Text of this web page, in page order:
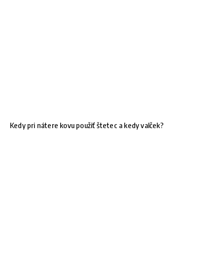
Kedy pri nátere kovu použiť štetec a kedy valček?